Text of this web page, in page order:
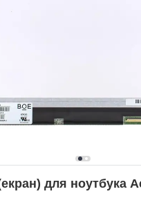
для ноутбука